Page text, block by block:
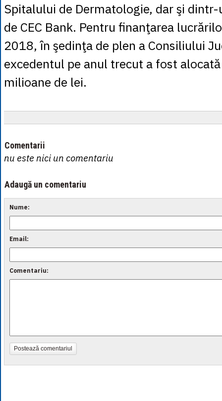
Spitalului de Dermatologie, dar şi
de CEC Bank. Pentru finanţarea
2018, în şedinţa de plen a Consiliului
excedentul pe anul trecut a fost
milioane de lei.
Comentarii
nu este nici un comentariu
Adaugă un comentariu
Nume:
Email:
Comentariu:
Postează comentariul